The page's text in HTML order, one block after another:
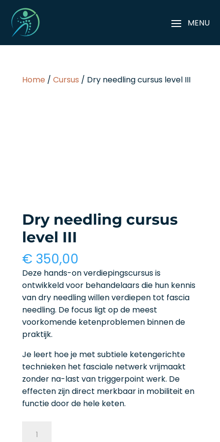
Home / Cursus / Dry needling cursus level III
Dry needling cursus
level III
€ 350,00
Deze hands-on verdiepingscursus is
ontwikkeld voor behandelaars die hun kennis
van dry needling willen verdiepen tot fascia
needling. De focus ligt op de meest
voorkomende ketenproblemen binnen de
praktijk.
Je leert hoe je met subtiele ketengerichte
technieken het fasciale netwerk vrijmaakt
zonder na-last van triggerpoint werk. De
effecten zijn direct merkbaar in mobiliteit en
functie door de hele keten.
needling